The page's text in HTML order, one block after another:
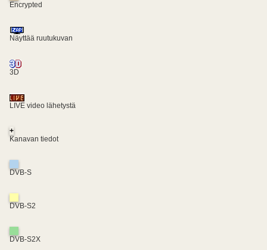
Encrypted
Näyttää ruutukuvan
3D
LIVE video lähetystä
+
Kanavan tiedot
DVB-S
DVB-S2
DVB-S2X